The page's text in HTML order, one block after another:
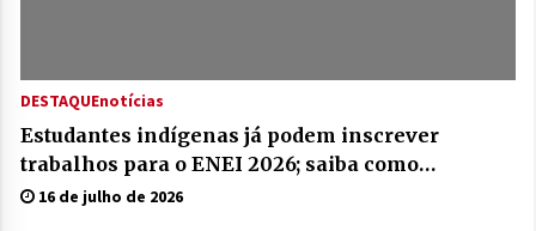
DESTAQUEnotícias
Estudantes indígenas já podem inscrever
trabalhos para o ENEI 2026; saiba como
participar
16 de julho de 2026